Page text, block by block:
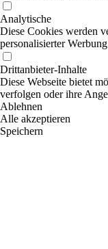
Analytische
Diese Cookies werden
personalisierter
Drittanbieter-Inhalte
Diese Webseite bietet
verfolgen oder ihre
Ablehnen
Alle akzeptieren
Speichern